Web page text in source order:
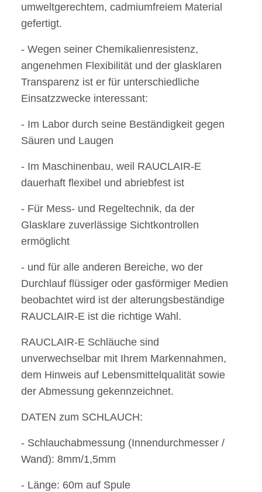
umweltgerechtem, cadmiumfreiem Material
gefertigt.
- Wegen seiner Chemikalienresistenz,
angenehmen Flexibilität und der glasklaren
Transparenz ist er für unterschiedliche
Einsatzzwecke interessant:
- Im Labor durch seine Beständigkeit gegen
Säuren und Laugen
- Im Maschinenbau, weil RAUCLAIR-E
dauerhaft flexibel und abriebfest ist
- Für Mess- und Regeltechnik, da der
Glasklare zuverlässige Sichtkontrollen
ermöglicht
- und für alle anderen Bereiche, wo der
Durchlauf flüssiger oder gasförmiger Medien
beobachtet wird ist der alterungsbeständige
RAUCLAIR-E ist die richtige Wahl.
RAUCLAIR-E Schläuche sind
unverwechselbar mit Ihrem Markennahmen,
dem Hinweis auf Lebensmittelqualität sowie
der Abmessung gekennzeichnet.
DATEN zum SCHLAUCH:
- Schlauchabmessung (Innendurchmesser /
Wand): 8mm/1,5mm
- Länge: 60m auf Spule